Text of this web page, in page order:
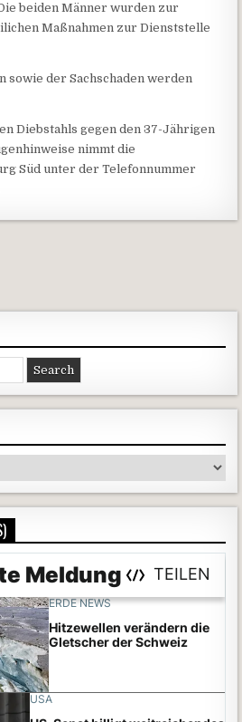
beiden Männer wurden zur
Maßnahmen zur Dienststelle
sowie der Sachschaden werden
Diebstahls gegen den 37-Jährigen
nimmt die
Süd unter der Telefonnummer